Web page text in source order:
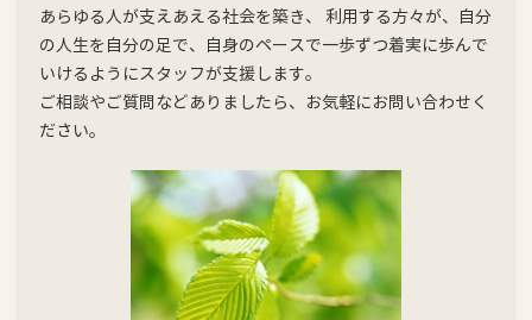
あらゆる人が支えあえる社会を築き、 利用する方々が、自分
の人生を自分の足で、自身のペースで一歩ずつ着実に歩んで
いけるようにスタッフが支援します。
ご相談やご質問などありましたら、お気軽にお問い合わせく
ださい。